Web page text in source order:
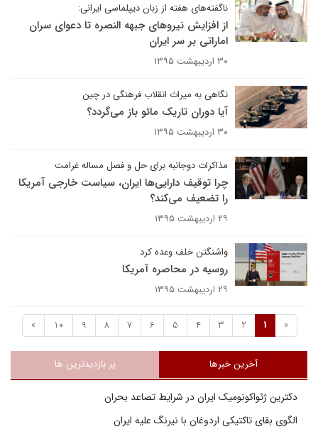
ناگفته‌های هفته از زبان دیپلماسی ایرانی:
از افزایش نیروهای جبهه النصره تا دعوای سران
اماراتی بر سر ایران
۳۰ اردیبهشت ۱۳۹۵
نگاهی به میراث انقلاب فرهنگی در چین
آیا دوران تاریک مائو باز می‌گردد؟
۳۰ اردیبهشت ۱۳۹۵
مذاکرات دوجانبه برای حل و فصل مساله غرامت
چرا توقیف دارایی‌ها ایران، سیاست خارجی آمریکا
را تضعیف می‌کند؟
۲۹ اردیبهشت ۱۳۹۵
واشنگتن خلف وعده کرد
روسیه در محاصره آمریکا
۲۹ اردیبهشت ۱۳۹۵
«
1
2
3
4
5
6
7
8
9
10
»
آخرین خبرها پر بازدیدترین ها
دکترین ژئواکونومیک ایران در شرایط تصاعد بحران
الگوی بقای تاکتیکی اردوغان با نیرنگ علیه ایران